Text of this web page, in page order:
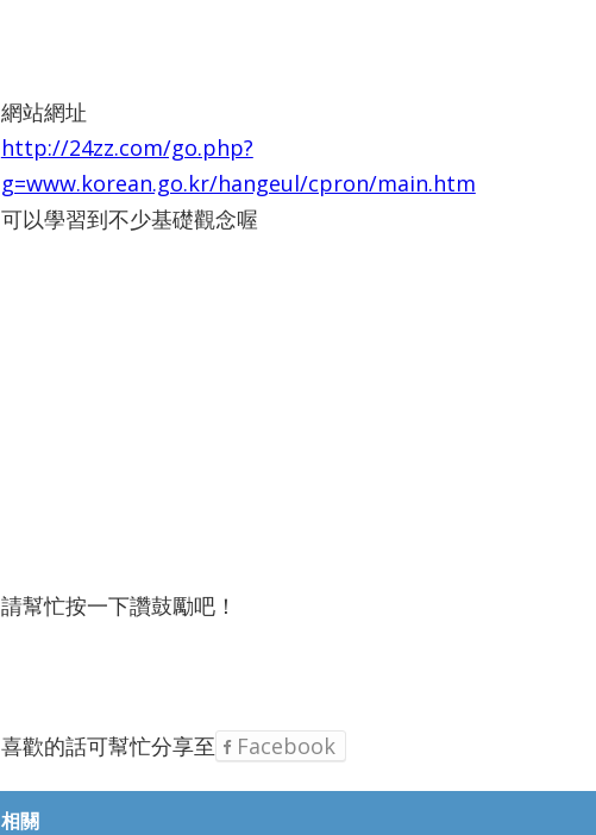
網站網址
http://24zz.com/go.php?
g=www.korean.go.kr/hangeul/cpron/main.htm
可以學習到不少基礎觀念喔
請幫忙按一下讚鼓勵吧！
喜歡的話可幫忙分享至 Facebook
相關